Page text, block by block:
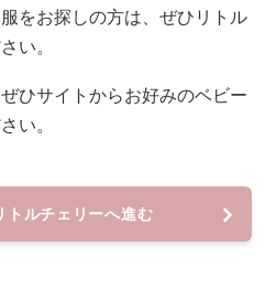
をお探しの方は、ぜひリトル
い。
ひサイトからお好みのベビー
い。
トルチェリーへ進む